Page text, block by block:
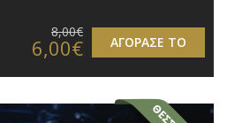
ΑΓΟΡΑΣΕ ΤΟ
8,00€
6,00€